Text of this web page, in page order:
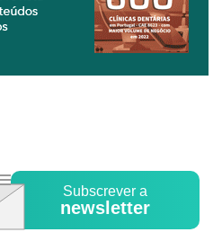
Subscrever a
newsletter